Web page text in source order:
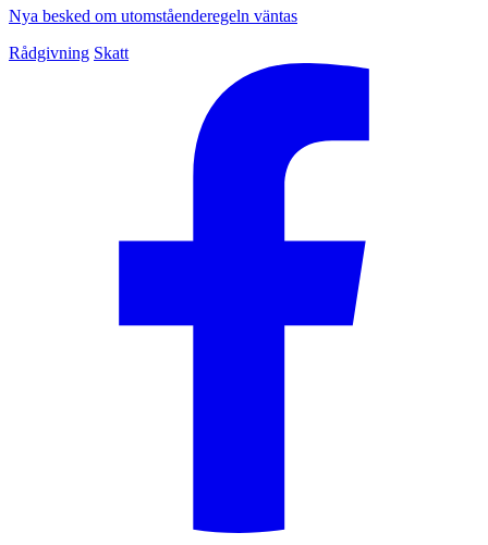
Nya besked om utomståenderegeln väntas
Rådgivning Skatt